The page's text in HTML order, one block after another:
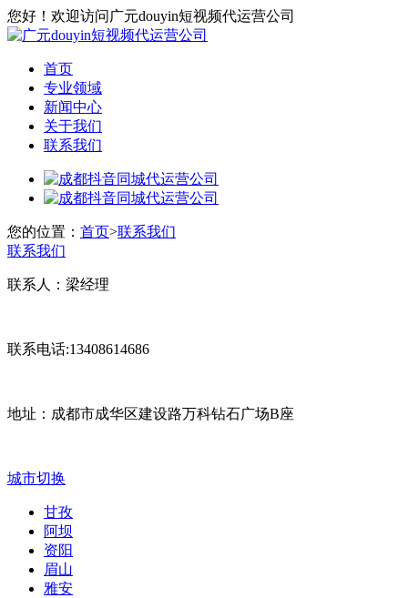
您好！欢迎访问广元douyin短视频代运营公司
首页
专业领域
新闻中心
关于我们
联系我们
您的位置： 首页>联系我们
联系我们
联系人：梁经理
联系电话:13408614686
地址：成都市成华区建设路万科钻石广场B座
城市切换
甘孜
阿坝
资阳
眉山
雅安